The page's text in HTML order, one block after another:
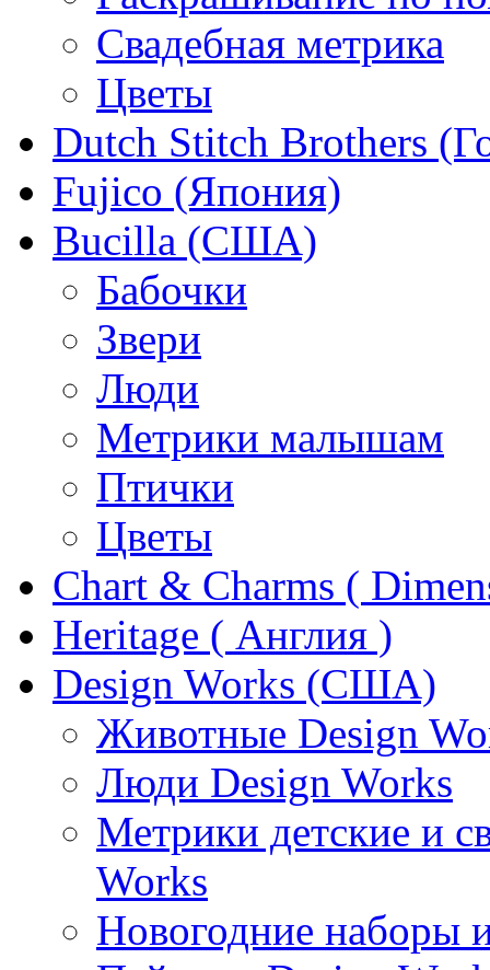
Свадебная метрика
Цветы
Dutch Stitch Brothers
Fujico (Япония)
Bucilla (США)
Бабочки
Звери
Люди
Метрики малышам
Птички
Цветы
Chart & Charms (
Heritage ( Англия )
Design Works (США)
Животные Design
Люди Design Works
Метрики детские и
Works
Новогодние наборы